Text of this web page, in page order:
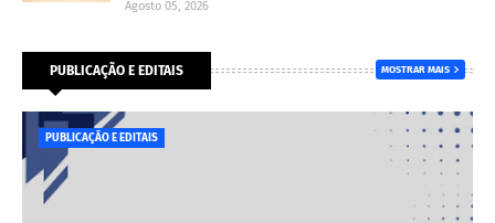
Agosto 05, 2026
PUBLICAÇÃO E EDITAIS MOSTRAR MAIS
PUBLICAÇÃO E EDITAIS